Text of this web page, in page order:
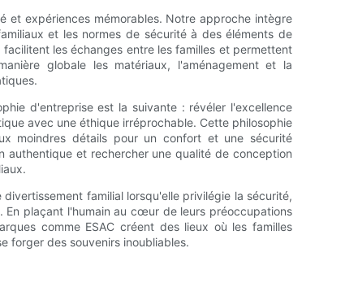
et expériences mémorables. Notre approche intègre
et les normes de sécurité à des éléments de
les échanges entre les familles et permettent
globale les matériaux, l'aménagement et la
d'entreprise est la suivante : révéler l'excellence
avec une éthique irréprochable. Cette philosophie
moindres détails pour un confort et une sécurité
authentique et rechercher une qualité de conception
familial lorsqu'elle privilégie la sécurité,
En plaçant l'humain au cœur de leurs préoccupations
comme ESAC créent des lieux où les familles
forger des souvenirs inoubliables.